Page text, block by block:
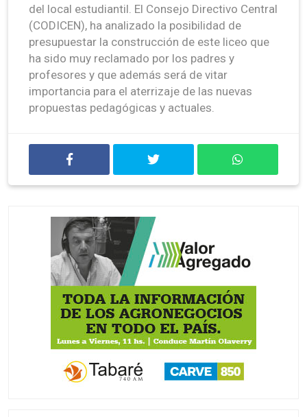
del local estudiantil. El Consejo Directivo Central
(CODICEN), ha analizado la posibilidad de
presupuestar la construcción de este liceo que
ha sido muy reclamado por los padres y
profesores y que además será de vitar
importancia para el aterrizaje de las nuevas
propuestas pedagógicas y actuales.